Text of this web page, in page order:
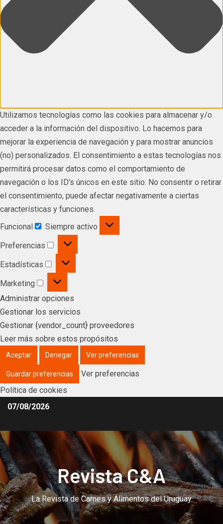
Utilizamos tecnologías como las cookies para almacenar y/o
acceder a la información del dispositivo. Lo hacemos para
mejorar la experiencia de navegación y para mostrar anuncios
(no) personalizados. El consentimiento a estas tecnologías nos
permitirá procesar datos como el comportamiento de
navegación o los ID's únicos en este sitio. No consentir o retirar
el consentimiento, puede afectar negativamente a ciertas
características y funciones.
Funcional
Siempre activo
Preferencias
Estadísticas
Marketing
Administrar opciones
Gestionar los servicios
Gestionar {vendor_count} proveedores
Leer más sobre estos propósitos
Aceptar Denegar Ver preferencias
Guardar preferencias
Ver preferencias
Política de cookies
07/08/2026
Revista C&A
La Revista de Carnes y Alimentos del Uruguay